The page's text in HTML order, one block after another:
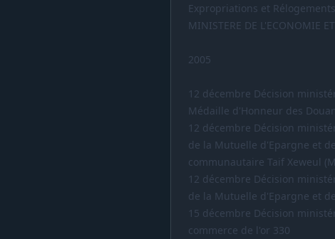
Expropriations et Rélogements
MINISTERE DE L'ECONOMIE
2005
12 décembre Décision
Médaille d'Honneur des
12 décembre Décision
de la Mutuelle d'Epargne et
communautaire Taif Xeweul
12 décembre Décision
de la Mutuelle d'Epargne et
15 décembre Décision
commerce de l'or 330